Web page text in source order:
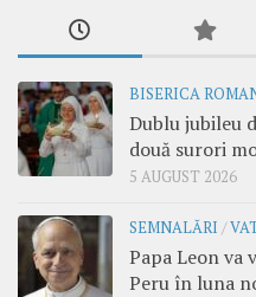
BISERICA
Dublu jubileu
două surori
5 AUGUST 2026
SEMNALĂRI /
Papa Leon va
Peru în luna